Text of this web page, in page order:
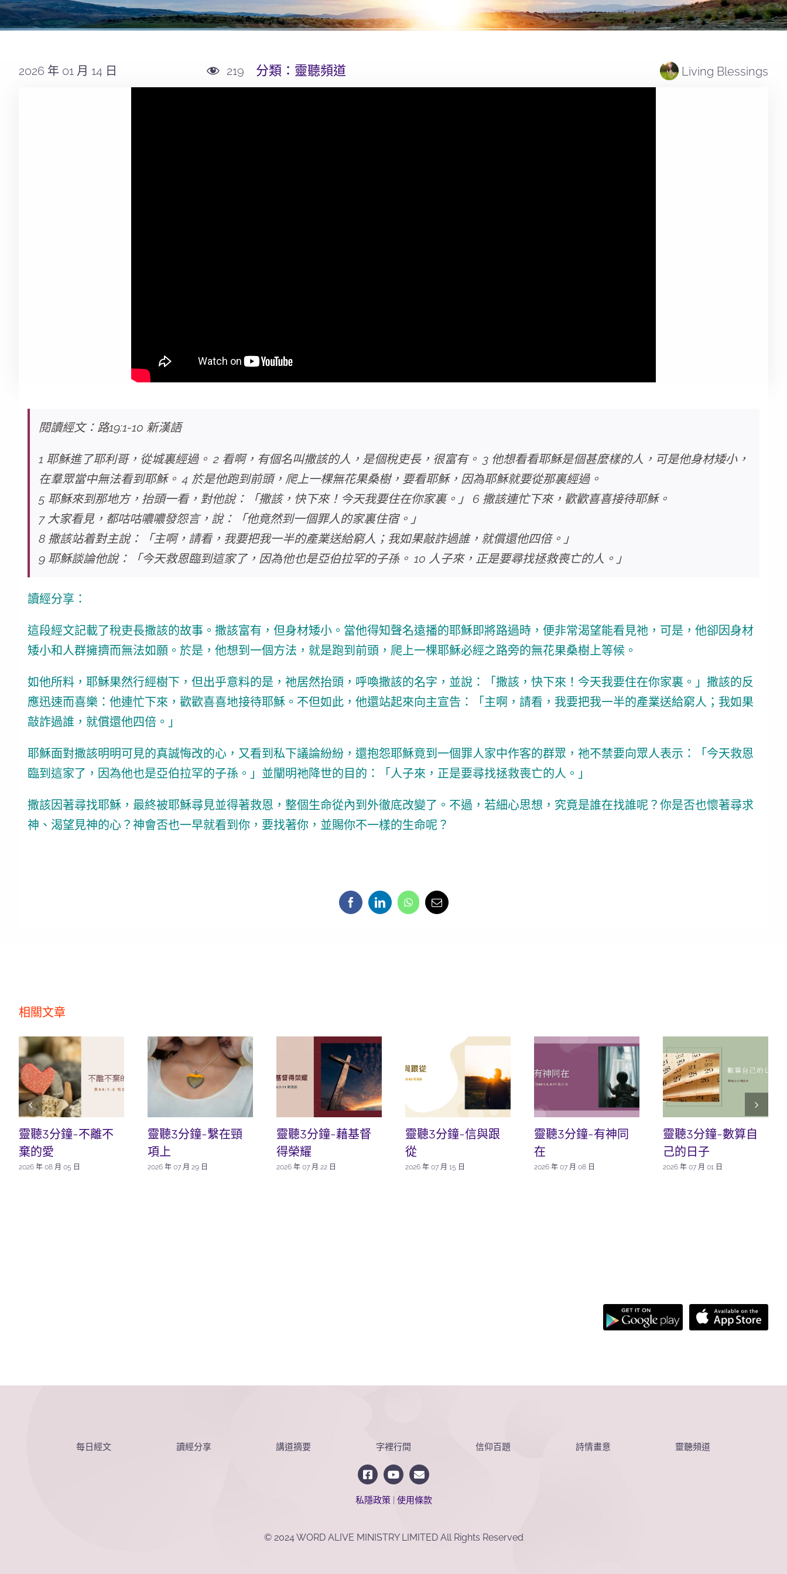
2026 年 01 月 14 日 219 分類： 靈聽頻道 Living Blessings
閱讀經文：路19:1-10 新漢語
1 耶穌進了耶利哥，從城裏經過。 2 看啊，有個名叫撒該的人，是個稅吏長，很富有。 3 他想看看耶穌是個甚麼樣的人，可是他身材矮小，
在羣眾當中無法看到耶穌。 4 於是他跑到前頭，爬上一棵無花果桑樹，要看耶穌，因為耶穌就要從那裏經過。
5 耶穌來到那地方，抬頭一看，對他說：「撒該，快下來！今天我要住在你家裏。」 6 撒該連忙下來，歡歡喜喜接待耶穌。
7 大家看見，都咕咕噥噥發怨言，說：「他竟然到一個罪人的家裏住宿。」
8 撒該站着對主說：「主啊，請看，我要把我一半的產業送給窮人；我如果敲詐過誰，就償還他四倍。」
9 耶穌談論他說：「今天救恩臨到這家了，因為他也是亞伯拉罕的子孫。 10 人子來，正是要尋找拯救喪亡的人。」
讀經分享：
這段經文記載了稅吏長撒該的故事。撒該富有，但身材矮小。當他得知聲名遠播的耶穌即將路過時，便非常渴望能看見祂，可是，他卻因身材
矮小和人群擁擠而無法如願。於是，他想到一個方法，就是跑到前頭，爬上一棵耶穌必經之路旁的無花果桑樹上等候。
如他所料，耶穌果然行經樹下，但出乎意料的是，祂居然抬頭，呼喚撒該的名字，並說：「撒該，快下來！今天我要住在你家裏。」撒該的反
應迅速而喜樂：他連忙下來，歡歡喜喜地接待耶穌。不但如此，他還站起來向主宣告：「主啊，請看，我要把我一半的產業送給窮人；我如果
敲詐過誰，就償還他四倍。」
耶穌面對撒該明明可見的真誠悔改的心，又看到私下議論紛紛，還抱怨耶穌竟到一個罪人家中作客的群眾，祂不禁要向眾人表示：「今天救恩
臨到這家了，因為他也是亞伯拉罕的子孫。」並闡明祂降世的目的：「人子來，正是要尋找拯救喪亡的人。」
撒該因著尋找耶穌，最終被耶穌尋見並得著救恩，整個生命從內到外徹底改變了。不過，若細心思想，究竟是誰在找誰呢？你是否也懷著尋求
神、渴望見神的心？神會否也一早就看到你，要找著你，並賜你不一樣的生命呢？
相關文章
靈聽3分鐘-不離不
棄的愛
2026 年 08 月 05 日
靈聽3分鐘-繫在頸
項上
2026 年 07 月 29 日
靈聽3分鐘-藉基督
得榮耀
2026 年 07 月 22 日
靈聽3分鐘-信與跟
從
2026 年 07 月 15 日
靈聽3分鐘-有神同
在
2026 年 07 月 08 日
靈聽3分鐘-數算自
己的日子
2026 年 07 月 01 日
每日經文 讀經分享 講道摘要 字裡行間 信仰百題 詩情畫意 靈聽頻道
私隱政策| 使用條款
© 2024 WORD ALIVE MINISTRY LIMITED All Rights Reserved